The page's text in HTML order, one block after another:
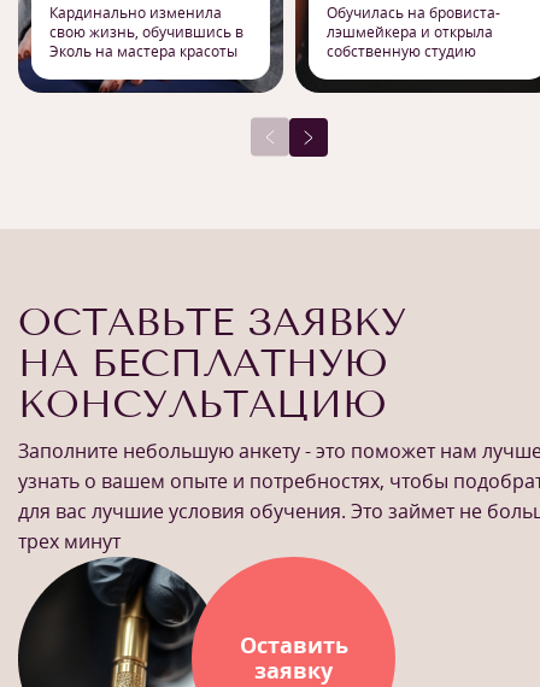
Кардинально изменила
свою жизнь, обучившись в
Эколь на мастера красоты
Обучилась на бровиста-
лэшмейкера и открыла
собственную студию
ОСТАВЬТЕ ЗАЯВКУ
НА БЕСПЛАТНУЮ
КОНСУЛЬТАЦИЮ
Заполните небольшую анкету - это поможет нам
узнать о вашем опыте и потребностях, чтобы
для вас лучшие условия обучения. Это займет не
трех минут
Оставить
заявку